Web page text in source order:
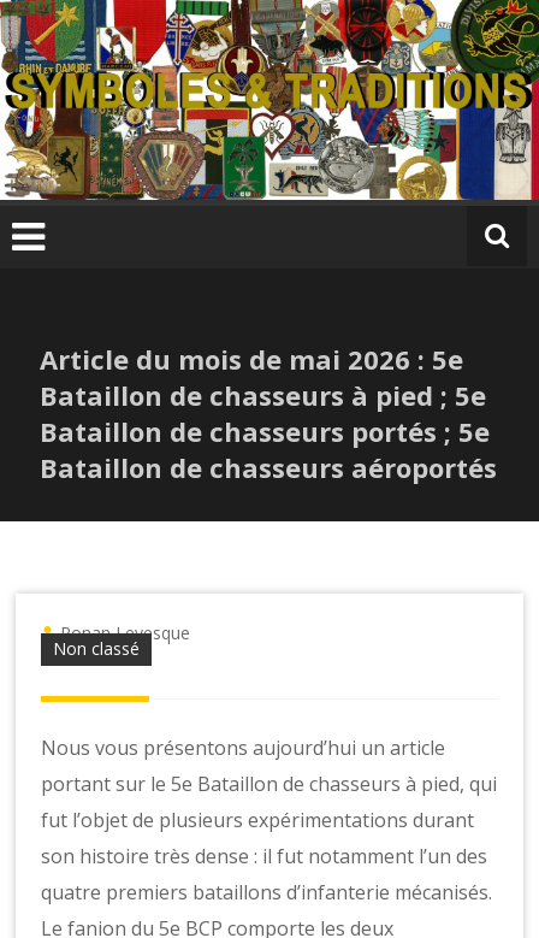
Skip
to
content
S
y
s
&
T
r
a
di
ti
s
Article du mois de mai 2026 : 5e
Bataillon de chasseurs à pied ; 5e
Bataillon de chasseurs portés ; 5e
Bataillon de chasseurs aéroportés
Non classé
Ronan Levesque
Nous vous présentons aujourd’hui un article
portant sur le 5e Bataillon de chasseurs à pied, qui
fut l’objet de plusieurs expérimentations durant
son histoire très dense : il fut notamment l’un des
quatre premiers bataillons d’infanterie mécanisés.
Le fanion du 5e BCP comporte les deux